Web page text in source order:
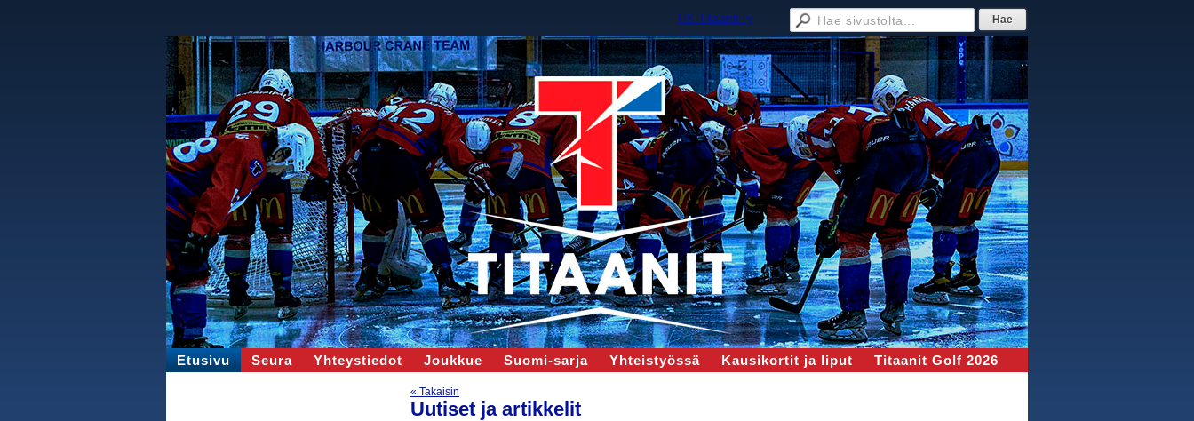
HK Titaanit ry
Etusivu Seura Yhteystiedot Joukkue Suomi-sarja Yhteistyössä Kausikortit ja liput Titaanit Golf 2026
« Takaisin
Uutiset ja artikkelit